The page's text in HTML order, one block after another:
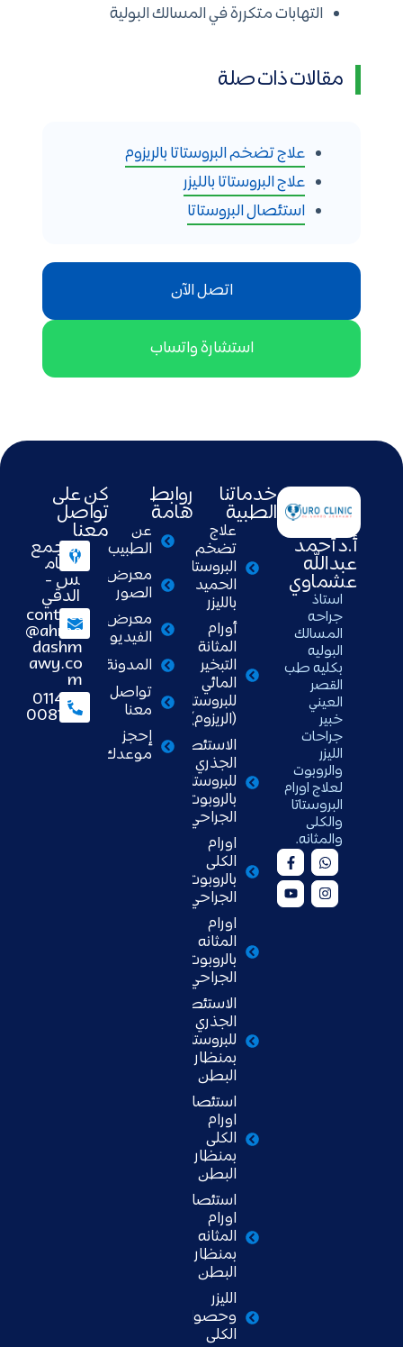
التهابات متكررة في المسالك البولية
مقالات ذات صلة
علاج تضخم البروستاتا بالريزوم
علاج البروستاتا بالليزر
استئصال البروستاتا
اتصل الآن
استشارة واتساب
أ.د أحمد
عبدالله
عشماوي
استاذ
جراحه
المسالك
البوليه
بكليه طب
القصر
العيني
خبير
جراحات
الليزر
والروبوت
لعلاج اورام
البروستاتا
والكلى
والمثانه.
خدماتنا
الطبية
علاج
تضخم
البروستاتا
الحميد
بالليزر
أورام
المثانة
التبخير
المائي
للبروستاتا
(الريزوم)
الاستئصال
الجذري
للبروستاتا
بالروبوت
الجراحي
اورام
الكلى
بالروبوت
الجراحي
اورام
المثانه
بالروبوت
الجراحي
الاستئصال
الجذري
للبروستاتا
بمنظار
البطن
استئصال
اورام
الكلى
بمنظار
البطن
استئصال
اورام
المثانه
بمنظار
البطن
الليزر
وحصوات
الكلى
روابط
هامة
عن
الطبيب
معرض
الصور
معرض
الفيديو
المدونة
تواصل
معنا
إحجز
موعدك
كن على
تواصل
معنا
التجمع
الخام
س -
الدقي
contact
@ahme
dashm
awy.co
m
01148
008111